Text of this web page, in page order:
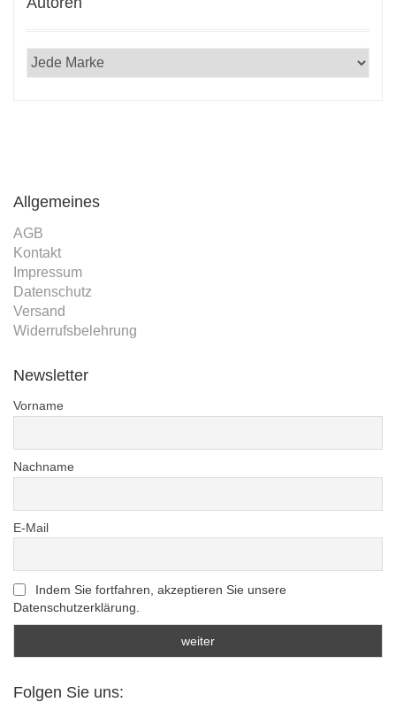
Allgemeines
AGB
Kontakt
Impressum
Datenschutz
Versand
Widerrufsbelehrung
Newsletter
Vorname
Nachname
E-Mail
Indem Sie fortfahren, akzeptieren Sie unsere
Datenschutzerklärung.
Folgen Sie uns: